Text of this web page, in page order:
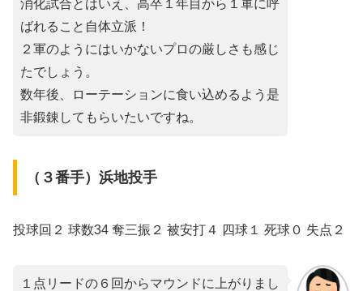
消化試合とはいえ、高卒１年目から１軍に呼
ばれること自体立派！
２軍のようにはいかないプロの厳しさも感じ
たでしょう。
数年後、ローテーションに食い込めるよう是
非鍛錬してもらいたいですね。
（３番手）浜地投手
投球回２ 球数34 奪三振２ 被安打４ 四球１ 死球０ 失点２
１点リードの６回からマウンドに上がりまし